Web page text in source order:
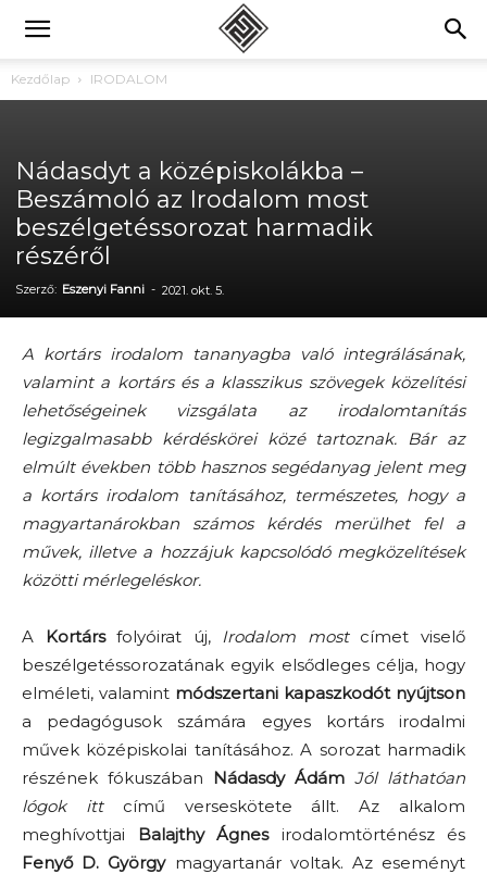
Kezdőlap IRODALOM
Nádasdyt a középiskolákba –
Beszámoló az Irodalom most
beszélgetéssorozat harmadik
részéről
Szerző: Eszenyi Fanni - 2021. okt. 5.
A kortárs irodalom tananyagba való integrálásának,
valamint a kortárs és a klasszikus szövegek közelítési
lehetőségeinek vizsgálata az irodalomtanítás
legizgalmasabb kérdéskörei közé tartoznak. Bár az
elmúlt években több hasznos segédanyag jelent meg
a kortárs irodalom tanításához, természetes, hogy a
magyartanárokban számos kérdés merülhet fel a
művek, illetve a hozzájuk kapcsolódó megközelítések
közötti mérlegeléskor.
A Kortársfolyóirat új, Irodalom mostcímet viselő
beszélgetéssorozatának egyik elsődleges célja, hogy
elméleti, valamint módszertani kapaszkodót nyújtson
a pedagógusok számára egyes kortárs irodalmi
művek középiskolai tanításához. A sorozat harmadik
részének fókuszában Nádasdy Ádám Jól láthatóan
lógok ittcímű verseskötete állt. Az alkalom
meghívottjai Balajthy Ágnesirodalomtörténész és
Fenyő D. Györgymagyartanár voltak. Az eseményt